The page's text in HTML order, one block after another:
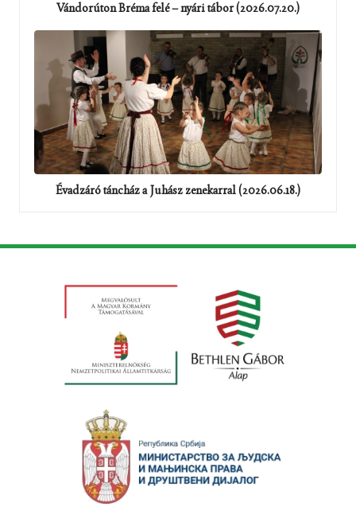
Vándorúton Bréma felé – nyári tábor (2026.07.20.)
Évadzáró táncház a Juhász zenekarral (2026.06.18.)